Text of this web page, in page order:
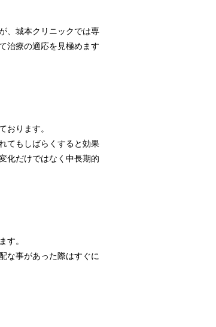
、城本クリニックでは専
治療の適応を見極めます
おります。
てもしばらくすると効果
化だけではなく中長期的
す。
な事があった際はすぐに